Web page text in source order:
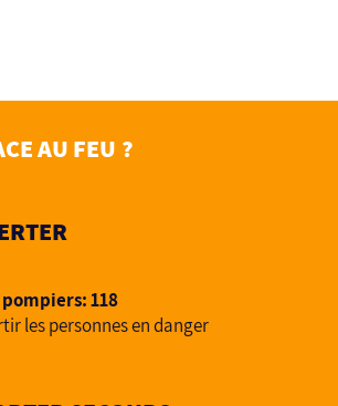
AU FEU ?
118
les personnes en danger